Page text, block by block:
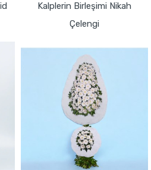
Kalplerin Birleşimi Nikah
Çelengi